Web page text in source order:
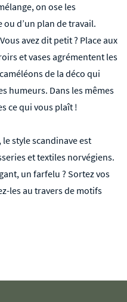
on ose les
ou d’un plan de travail.
avez dit petit ? Place aux
et vases agrémentent les
de la déco qui
humeurs. Dans les mêmes
ce qui vous plaît !
style scandinave est
et textiles norvégiens.
un farfelu ? Sortez vos
les au travers de motifs